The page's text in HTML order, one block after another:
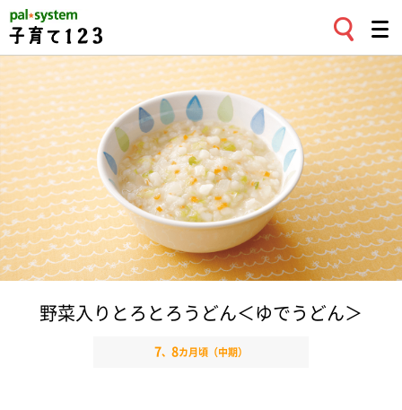
野菜入りとろとろうどん＜ゆでうどん＞
7、 8カ月頃（中期）